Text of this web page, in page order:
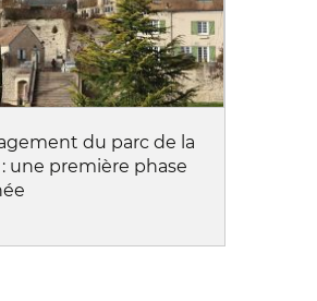
du parc de la
une première phase